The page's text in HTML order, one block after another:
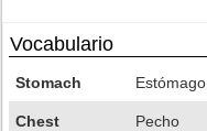
Vocabulario
Stomach Estómago
Chest Pecho